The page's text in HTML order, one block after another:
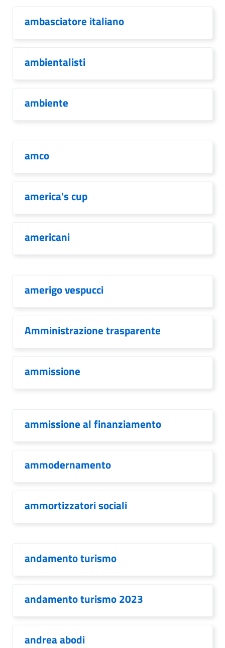
ambasciatore italiano
ambientalisti
ambiente
amco
america's cup
americani
amerigo vespucci
Amministrazione trasparente
ammissione
ammissione al finanziamento
ammodernamento
ammortizzatori sociali
andamento turismo
andamento turismo 2023
andrea abodi